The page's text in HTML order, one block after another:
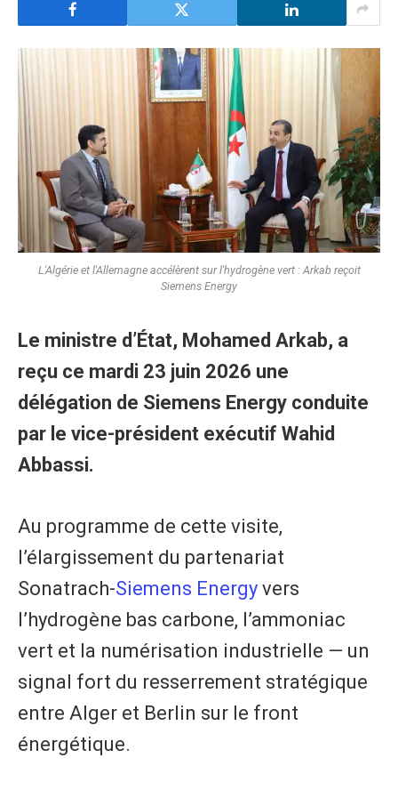
L'Algérie et l'Allemagne accélèrent sur l'hydrogène vert : Arkab reçoit
Siemens Energy
Le ministre d’État, Mohamed Arkab, a
reçu ce mardi 23 juin 2026 une
délégation de Siemens Energy conduite
par le vice-président exécutif Wahid
Abbassi.
Au programme de cette visite,
l’élargissement du partenariat
Sonatrach-Siemens Energy vers
l’hydrogène bas carbone, l’ammoniac
vert et la numérisation industrielle — un
signal fort du resserrement stratégique
entre Alger et Berlin sur le front
énergétique.